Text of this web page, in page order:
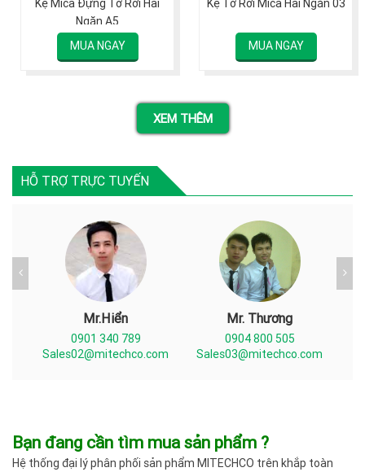
Kệ Mica Đựng Tờ Rơi Hai
Ngăn A5
MUA NGAY
Kệ Tờ Rơi Mica Hai Ngăn 03
MUA NGAY
XEM THÊM
HỖ TRỢ TRỰC TUYẾN
Mr.Hiển
0901 340 789
Sales02@mitechco.com
Mr. Thương
0904 800 505
Sales03@mitechco.com
Bạn đang cần tìm mua sản phẩm ?
Hệ thống đại lý phân phối sản phẩm MITECHCO trên khắp toàn